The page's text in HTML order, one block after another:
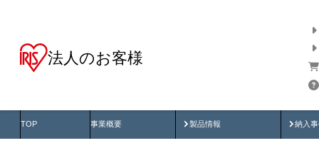
法人のお客様
TOP 事業概要 製品情報
製品動画 納入
納